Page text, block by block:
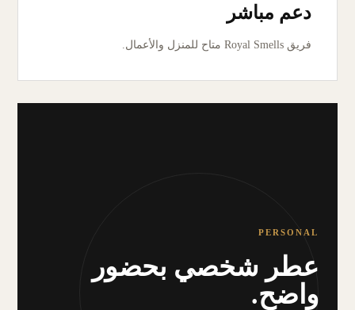
دعم مباشر
فريق Royal Smells متاح للمنزل والأعمال.
PERSONAL
عطر شخصي بحضور
واضح.